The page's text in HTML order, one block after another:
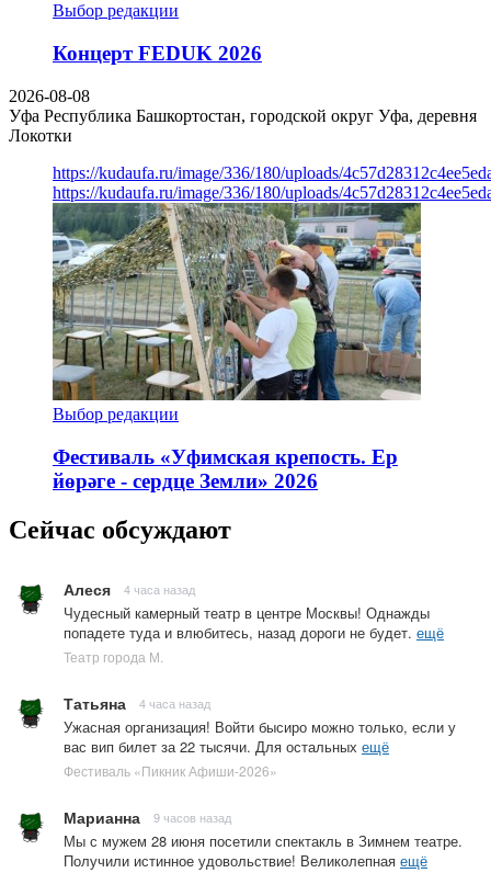
Выбор редакции
Концерт FEDUK 2026
2026-08-08
Уфа Республика Башкортостан, городской округ Уфа, деревня
Локотки
https://kudaufa.ru/image/336/180/uploads/
https://kudaufa.ru/image/336/180/uploads/
Выбор редакции
Фестиваль «Уфимская крепость. Ер
йөрәге - сердце Земли» 2026
Сейчас обсуждают
Алеся 4 часа назад
Чудесный камерный театр в центре Москвы! Однажды
попадете туда и влюбитесь, назад дороги не будет. ещё
Театр города М.
Татьяна 4 часа назад
Ужасная организация! Войти бысиро можно только, если у
вас вип билет за 22 тысячи. Для остальных ещё
Фестиваль «Пикник Афиши-2026»
Марианна 9 часов назад
Мы с мужем 28 июня посетили спектакль в Зимнем театре.
Получили истинное удовольствие! Великолепная ещё